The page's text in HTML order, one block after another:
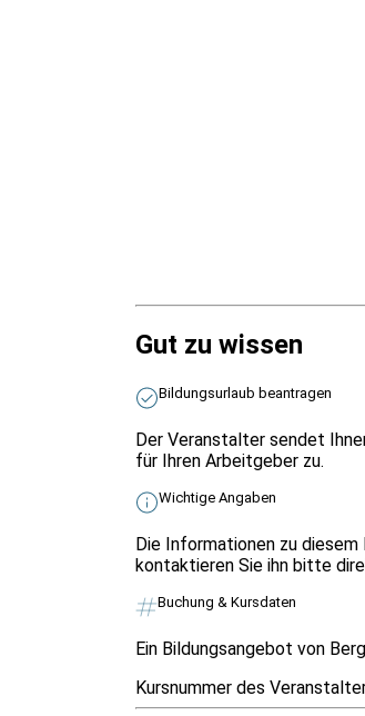
Gut zu wissen
Bildungsurlaub beantragen
Der Veranstalter sendet
für Ihren Arbeitgeber zu.
Wichtige Angaben
Die Informationen zu
kontaktieren Sie ihn bitte
Buchung & Kursdaten
Ein Bildungsangebot von
Kursnummer des